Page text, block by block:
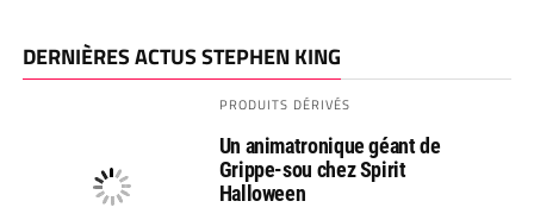
DERNIÈRES ACTUS STEPHEN KING
PRODUITS DÉRIVÉS
Un animatronique géant de
Grippe-sou chez Spirit
Halloween